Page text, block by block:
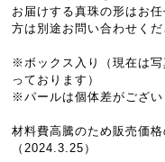
お届けする真珠の形はお
方は別途お問い合わせくだ
※ボックス入り（現在は
っております）
※パールは個体差がござい
材料費高騰のため販売価
（2024.3.25）